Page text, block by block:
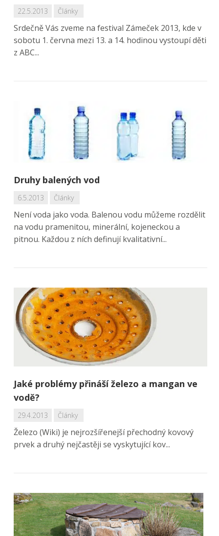
22.5.2013 Články
Srdečně Vás zveme na festival Zámeček 2013, kde v
sobotu 1. června mezi 13. a 14. hodinou vystoupí děti
z ABC...
Druhy balených vod
6.5.2013 Články
Není voda jako voda. Balenou vodu můžeme rozdělit
na vodu pramenitou, minerální, kojeneckou a
pitnou. Každou z ních definují kvalitativní...
Jaké problémy přináší železo a mangan ve
vodě?
29.4.2013 Články
Železo (Wiki) je nejrozšířenejší přechodný kovový
prvek a druhý nejčastěji se vyskytující kov...